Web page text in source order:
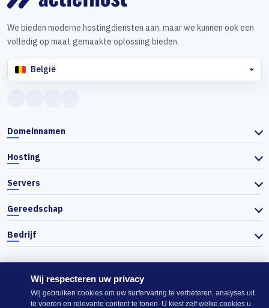
We bieden moderne hostingdiensten aan, maar we kunnen ook een
volledig op maat gemaakte oplossing bieden.
België
Domeinnamen
Hosting
Servers
Gereedschap
Bedrijf
© 2026 Actiefhost. In overeenstemming met de Bulgaarse handelswet
worden de prijzen op de website exclusief btw getoond en wordt de
Wij respecteren uw privacy
Wij gebruiken cookies om uw surfervaring te verbeteren, analyses uit
te voeren en relevante content te tonen. U kiest zelf welke cookies u